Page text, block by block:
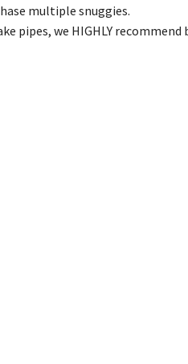
multiple snuggies.
pipes, we HIGHLY recommend